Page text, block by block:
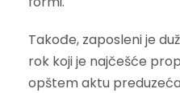
Takođe, zaposleni je
rok koji je najčešće
opštem aktu